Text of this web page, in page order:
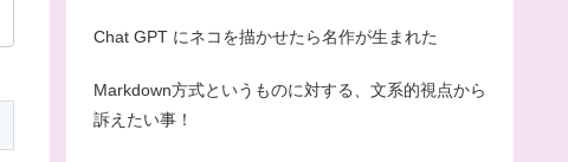
Chat GPT にネコを描かせたら名作が生まれた
Markdown方式というものに対する、文系的視点から
訴えたい事！